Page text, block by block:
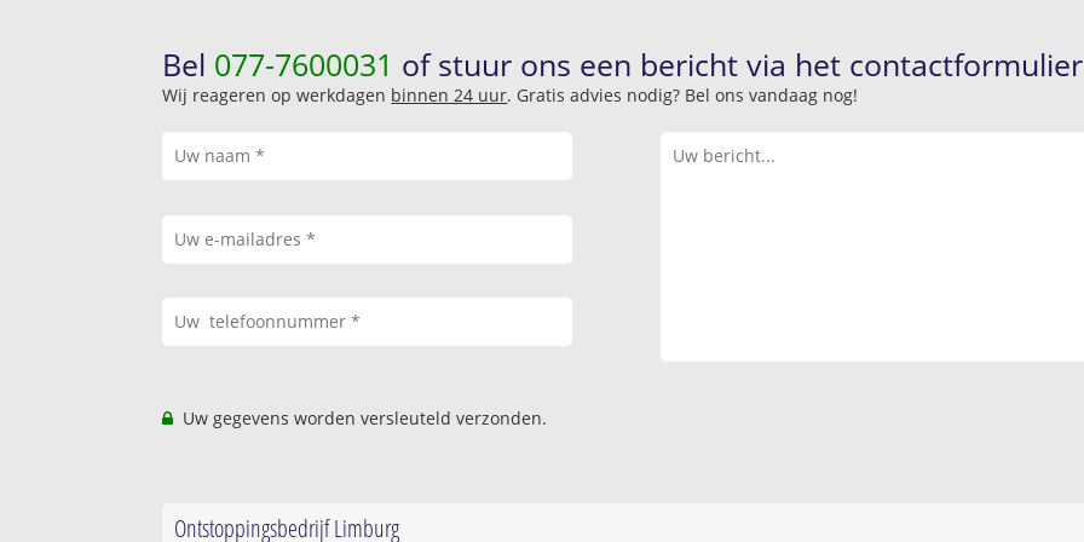
Bel 077-7600031 of stuur ons een bericht via het
Wij reageren op werkdagen binnen 24 uur. Gratis advies nodig? Bel ons vandaag nog!
Uw gegevens worden versleuteld verzonden.
Ontstoppingsbedrijf Limburg